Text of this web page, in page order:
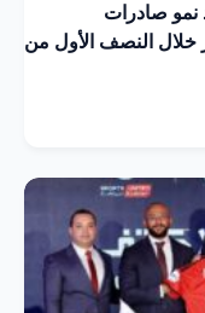
تقود نمو صادرات
1.65 مليار دولار خلال النصف الأول من